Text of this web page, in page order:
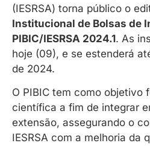
(IESRSA) torna público o
Institucional de Bolsas de
PIBIC/IESRSA 2024.1. As
hoje (09), e se estenderá
de 2024.
O PIBIC tem como objetivo
científica a fim de integrar
extensão, assegurando o
IESRSA com a melhoria da